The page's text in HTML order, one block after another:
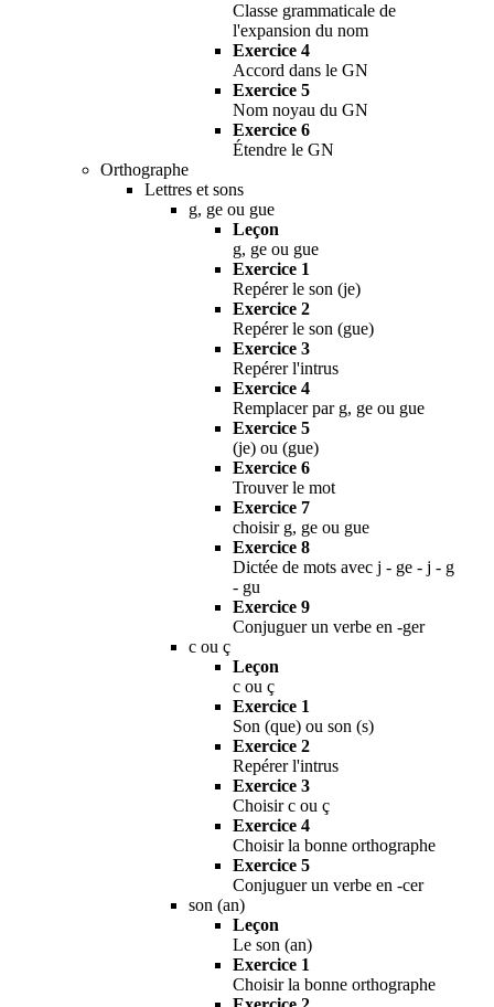
Classe grammaticale de
l'expansion du nom
Exercice 4
Accord dans le GN
Exercice 5
Nom noyau du GN
Exercice 6
Étendre le GN
Orthographe
Lettres et sons
g, ge ou gue
Leçon
g, ge ou gue
Exercice 1
Repérer le son (je)
Exercice 2
Repérer le son (gue)
Exercice 3
Repérer l'intrus
Exercice 4
Remplacer par g, ge ou gue
Exercice 5
(je) ou (gue)
Exercice 6
Trouver le mot
Exercice 7
choisir g, ge ou gue
Exercice 8
Dictée de mots avec j - ge - j - g
- gu
Exercice 9
Conjuguer un verbe en -ger
c ou ç
Leçon
c ou ç
Exercice 1
Son (que) ou son (s)
Exercice 2
Repérer l'intrus
Exercice 3
Choisir c ou ç
Exercice 4
Choisir la bonne orthographe
Exercice 5
Conjuguer un verbe en -cer
son (an)
Leçon
Le son (an)
Exercice 1
Choisir la bonne orthographe